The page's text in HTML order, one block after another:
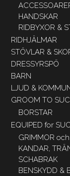
HANDSKAR
RIDBYXOR &
RIDHJÄLMAR
STÖVLAR &
DRESSYRSPÖ
BARN
LJUD &
GROOM TO
BORSTAR
EQUIPED for
GRIMMOR
KANDAR,
SCHABRAK
BENSKYDD &